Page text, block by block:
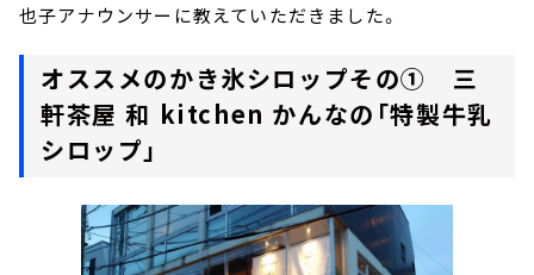
也子アナウンサーに教えていただきました。
オススメのかき氷シロップその① 三
軒茶屋 和 kitchen かんなの「特製牛乳
シロップ」